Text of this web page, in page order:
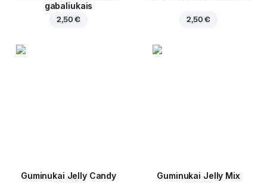
gabaliukais
2,50 € 2,50 €
Guminukai Jelly Candy Guminukai Jelly Mix